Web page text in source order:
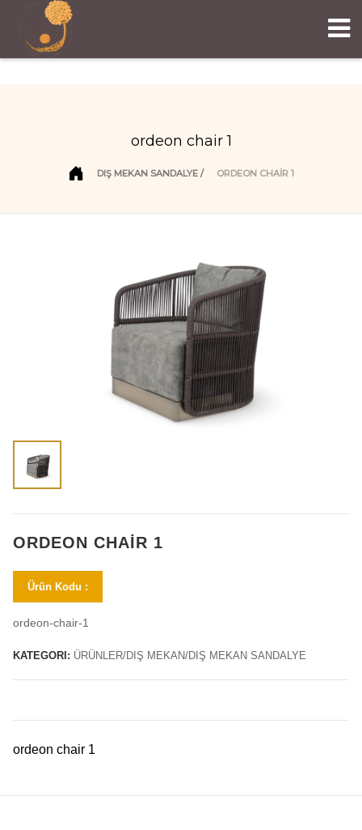
ordeon chair 1
DIŞ MEKAN SANDALYE ORDEON CHAIR 1
ORDEON CHAIR 1
Ürün Kodu :
ordeon-chair-1
KATEGORI: ÜRÜNLER/DIŞ MEKAN/DIŞ MEKAN SANDALYE
ordeon chair 1